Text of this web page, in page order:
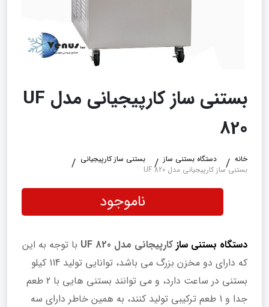
بستنی ساز کارپیجیانی مدل UF
820
خانه دستگاه بستنی ساز
بستنی ساز کارپیجیانی
بستنی ساز کارپیجیانی مدل UF 820
ناموجود
دستگاه بستنی ساز کارپیجانی مدل UF 820
با توجه به این
که دارای دو مخزن بزرگ می باشد، توانایی تولید 114 کیلو
بستنی در ساعت دارد، و می توانند بستنی هایی با 2 طعم
جدا و 1 طعم ترکیبی تولید کنند، به همین خاطر دارای سه